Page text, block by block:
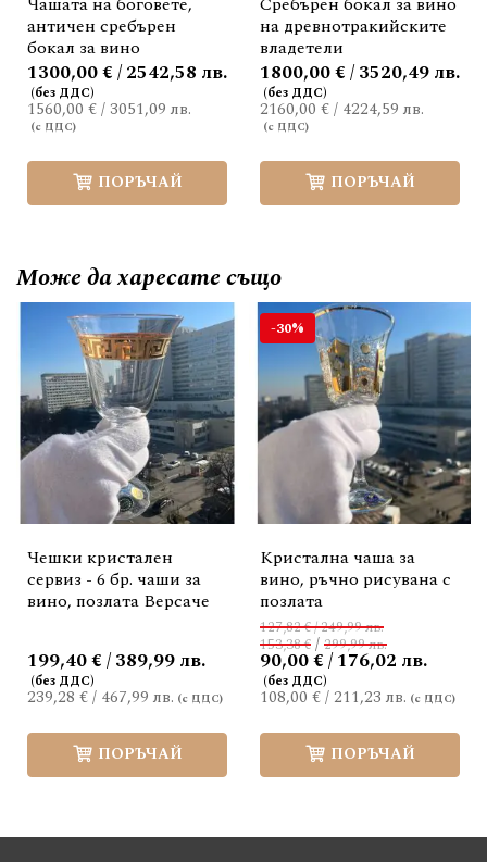
античен сребърен
бокал за вино
1560,00 €/ 3051,09 лв.
1300,00 € / 2542,58 лв.
ПОРЪЧАЙ
на древнотракийските
владетели
2160,00 €/ 4224,59 лв.
1800,00 € / 3520,49 лв.
ПОРЪЧАЙ
Може дахаресате също
Чешки кристален
сервиз - 6 бр. чаши за
вино, позлата Версаче
239,28 €/ 467,99 лв.
199,40 € / 389,99 лв.
ПОРЪЧАЙ
-30%
Кристална чаша за
вино, ръчно рисувана с
позлата
108,00 €/211,23 лв.
90,00 € / 176,02 лв.
153,38 € / 299,99 лв.
127,82 € / 249,99 лв.
ПОРЪЧАЙ